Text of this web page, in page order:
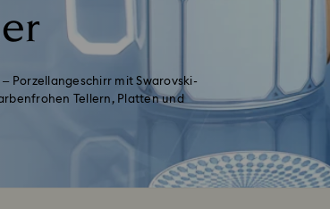
Porzellangeschirr mit Swarovski-
Tellern, Platten und